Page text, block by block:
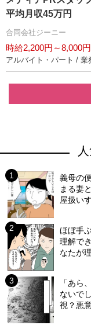
平均月収45万円
合同会社ジーニー
時給2,200円～8,000円
アルバイト・パート / 業
義母の
まる妻
屋扱い
ほぼ手
理解で
なたが
「あら
ないで
視？悪